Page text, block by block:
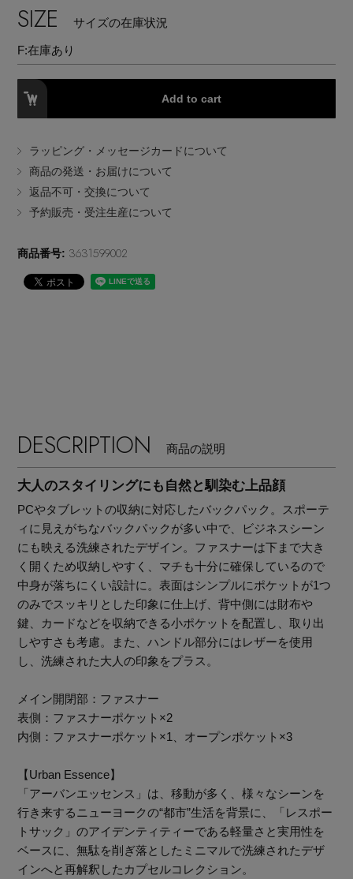
ボストンバッグ
スーツケース
グローブ
レッグウェア
チャーム・ストラップ
その他(傘・ハンカチ・時計など)
アンクレット
チャーム
BRAND NEWS
HOT STYLE
EDITOR'S CLOSET
主役級ニットが揃う「シーエフシーエル」の
POP UPがスタート
SIZE サイズの在庫状況
F:在庫あり
Add to cart
ラッピング・メッセージカードについて
商品の発送・お届けについて
返品不可・交換について
予約販売・受注生産について
商品番号: 3631599002
DESCRIPTION 商品の説明
大人のスタイリングにも自然と馴染む上品顔
PCやタブレットの収納に対応したバックパック。スポーテ
ィに見えがちなバックパックが多い中で、ビジネスシーン
にも映える洗練されたデザイン。ファスナーは下まで大き
く開くため収納しやすく、マチも十分に確保しているので
中身が落ちにくい設計に。表面はシンプルにポケットが1つ
のみでスッキリとした印象に仕上げ、背中側には財布や
鍵、カードなどを収納できる小ポケットを配置し、取り出
しやすさも考慮。また、ハンドル部分にはレザーを使用
し、洗練された大人の印象をプラス。
メイン開閉部：ファスナー
表側：ファスナーポケット×2
内側：ファスナーポケット×1、オープンポケット×3
【Urban Essence】
「アーバンエッセンス」は、移動が多く、様々なシーンを
行き来するニューヨークの“都市”生活を背景に、「レスポー
トサック」のアイデンティティーである軽量さと実用性を
ベースに、無駄を削ぎ落としたミニマルで洗練されたデザ
インへと再解釈したカプセルコレクション。